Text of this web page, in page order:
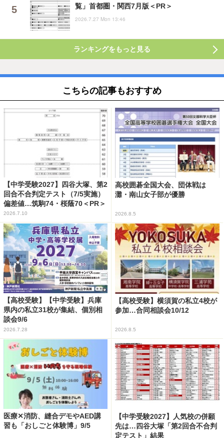
覧」首都圏・関西7月版＜PR＞
2026.7.27 Mon 13:46
ランキングをもっと見る
こちらの記事もおすすめ
【中学受験2027】四谷大塚、第2
回合不合判定テスト（7/5実施）
偏差値…筑駒74・桜蔭70＜PR＞
2026.7.10
高校囲碁全国大会、団体戦は
灘・南山女子部が優勝
2026.8.5
【高校受験】【中学受験】兵庫
県内の私立31校が集結、個別相
談会9/6
2026.7.28
【高校受験】横須賀の私立4校が
参加…合同相談会10/12
2026.8.5
医療✕消防、縫合デモやAED講
習も「おしごと体験博」9/5
【中学受験2027】人気校の併願
先は…四谷大塚「第2回合不合判
定テスト」結果